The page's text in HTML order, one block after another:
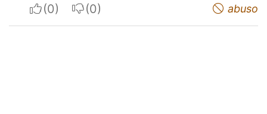
I apreciateI do not appreciate abuso